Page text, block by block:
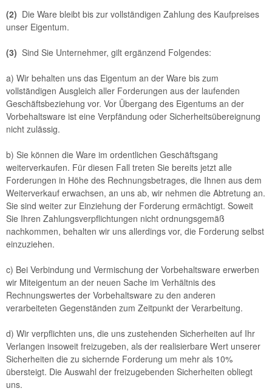
(2) Die Ware bleibt bis zur vollständigen Zahlung des Kaufpreises
unser Eigentum.
(3) Sind Sie Unternehmer, gilt ergänzend Folgendes:
a) Wir behalten uns das Eigentum an der Ware bis zum
vollständigen Ausgleich aller Forderungen aus der laufenden
Geschäftsbeziehung vor. Vor Übergang des Eigentums an der
Vorbehaltsware ist eine Verpfändung oder Sicherheitsübereignung
nicht zulässig.
b) Sie können die Ware im ordentlichen Geschäftsgang
weiterverkaufen. Für diesen Fall treten Sie bereits jetzt alle
Forderungen in Höhe des Rechnungsbetrages, die Ihnen aus dem
Weiterverkauf erwachsen, an uns ab, wir nehmen die Abtretung an.
Sie sind weiter zur Einziehung der Forderung ermächtigt. Soweit
Sie Ihren Zahlungsverpflichtungen nicht ordnungsgemäß
nachkommen, behalten wir uns allerdings vor, die Forderung selbst
einzuziehen.
c) Bei Verbindung und Vermischung der Vorbehaltsware erwerben
wir Miteigentum an der neuen Sache im Verhältnis des
Rechnungswertes der Vorbehaltsware zu den anderen
verarbeiteten Gegenständen zum Zeitpunkt der Verarbeitung.
d) Wir verpflichten uns, die uns zustehenden Sicherheiten auf Ihr
Verlangen insoweit freizugeben, als der realisierbare Wert unserer
Sicherheiten die zu sichernde Forderung um mehr als 10%
übersteigt. Die Auswahl der freizugebenden Sicherheiten obliegt
uns.